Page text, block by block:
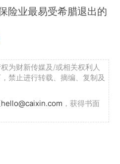
险业最易受希腊退出的
为财新传媒及/或相关权利人
禁止进行转载、摘编、复制及
hello@caixin.com ，获得书面